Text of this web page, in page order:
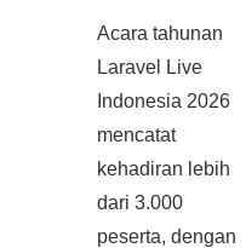
Acara tahunan
Laravel Live
Indonesia 2026
mencatat
kehadiran lebih
dari 3.000
peserta, dengan